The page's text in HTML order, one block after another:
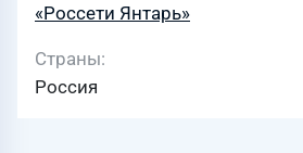
«Россети Янтарь»
Страны
Россия